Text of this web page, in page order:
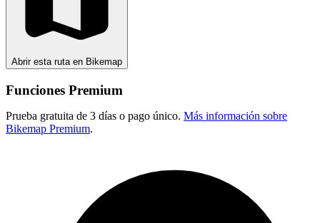
Abrir esta ruta en Bikemap
Funciones Premium
Prueba gratuita de 3 días o pago único. Más información sobre
Bikemap Premium.